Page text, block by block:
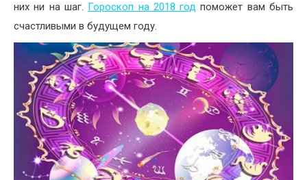
них ни на шаг. Гороскоп на 2018 год поможет вам быть
счастливыми в будущем году.